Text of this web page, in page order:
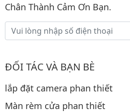
Chân Thành Cảm Ơn Bạn.
ĐỐI TÁC VÀ BẠN BÈ
lắp đặt camera phan thiết
Màn rèm cửa phan thiết